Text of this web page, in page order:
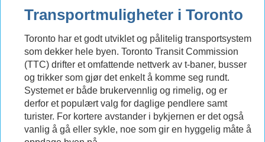
Transportmuligheter i Toronto
Toronto har et godt utviklet og pålitelig transportsystem
som dekker hele byen. Toronto Transit Commission
(TTC) drifter et omfattende nettverk av t-baner, busser
og trikker som gjør det enkelt å komme seg rundt.
Systemet er både brukervennlig og rimelig, og er
derfor et populært valg for daglige pendlere samt
turister. For kortere avstander i bykjernen er det også
vanlig å gå eller sykle, noe som gir en hyggelig måte å